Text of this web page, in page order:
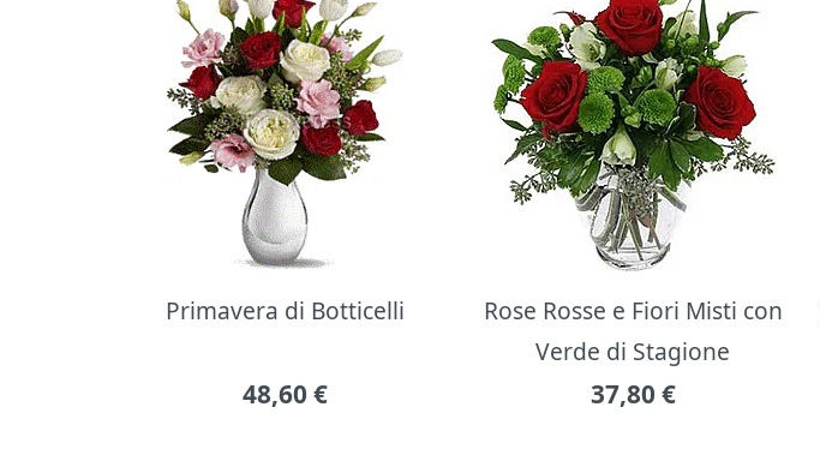
Primavera di Botticelli
48,60 €
Rose Rosse e Fiori Misti con
Verde di Stagione
37,80 €